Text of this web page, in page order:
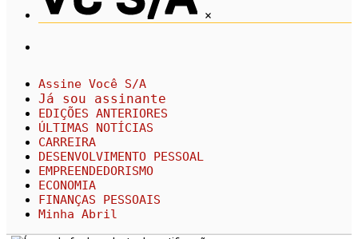
×
Assine Você S/A
Já sou assinante
EDIÇÕES ANTERIORES
ÚLTIMAS NOTÍCIAS
CARREIRA
DESENVOLVIMENTO PESSOAL
EMPREENDEDORISMO
ECONOMIA
FINANÇAS PESSOAIS
Minha Abril